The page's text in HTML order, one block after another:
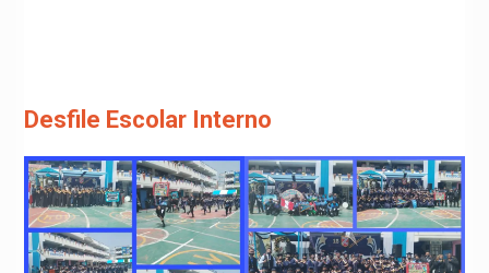
Desfile Escolar Interno